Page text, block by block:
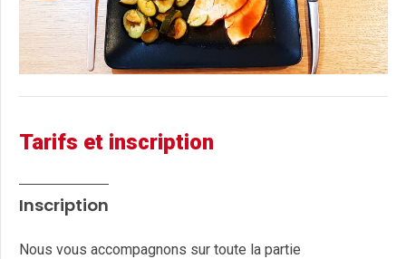
Tarifs et inscription
Inscription
Nous vous accompagnons sur toute la partie